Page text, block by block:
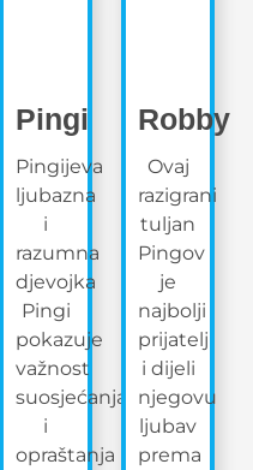
Pingi
Pingijeva
ljubazna
i
razumna
djevojka
Pingi
pokazuje
važnost
suosjećanja
i
opraštanja
Robby
Ovaj
razigrani
tuljan
Pingov
je
najbolji
prijatelj
i dijeli
njegovu
ljubav
prema